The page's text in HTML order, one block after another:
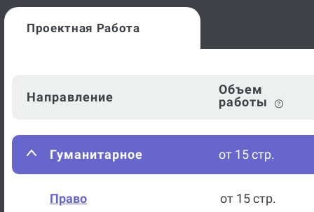
Проектная Работа
Направление
Объем
работы
Гуманитарное от 15 стр.
Право от 15 стр.